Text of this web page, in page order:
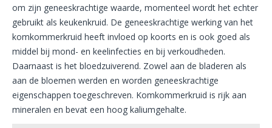
om zijn geneeskrachtige waarde, momenteel wordt het echter
gebruikt als keukenkruid. De geneeskrachtige werking van het
komkommerkruid heeft invloed op koorts en is ook goed als
middel bij mond- en keelinfecties en bij verkoudheden.
Daarnaast is het bloedzuiverend. Zowel aan de bladeren als
aan de bloemen werden en worden geneeskrachtige
eigenschappen toegeschreven. Komkommerkruid is rijk aan
mineralen en bevat een hoog kaliumgehalte.